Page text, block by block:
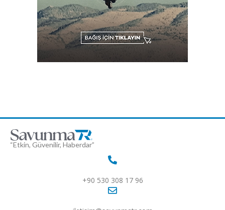
“Etkin, Güvenilir, Haberdar”
+90 530 308 17 96